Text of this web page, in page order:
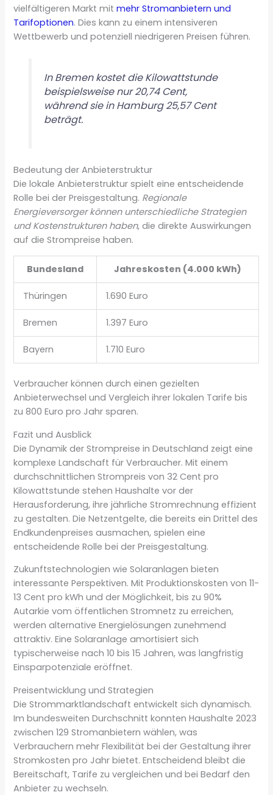
vielfältigeren Markt mitmehr Stromanbietern und
Tarifoptionen. Dies kann zu einem intensiveren
Wettbewerb und potenziell niedrigeren Preisen führen.
In Bremen kostet die Kilowattstunde
beispielsweise nur 20,74 Cent,
während sie in Hamburg 25,57 Cent
beträgt.
Bedeutung der Anbieterstruktur
Die lokale Anbieterstruktur spielt eine entscheidende
Rolle bei der Preisgestaltung. Regionale
Energieversorger können unterschiedliche Strategien
und Kostenstrukturen haben, die direkte Auswirkungen
auf die Strompreise haben.
Bundesland Jahreskosten (4.000 kWh)
Thüringen 1.690 Euro
Bremen 1.397 Euro
Bayern 1.710 Euro
Verbraucher können durch einen gezielten
Anbieterwechsel und Vergleich ihrer lokalen Tarife bis
zu 800 Euro pro Jahr sparen.
Fazit und Ausblick
Die Dynamik der Strompreise in Deutschland zeigt eine
komplexe Landschaft für Verbraucher. Mit einem
durchschnittlichen Strompreis von 32 Cent pro
Kilowattstunde stehen Haushalte vor der
Herausforderung, ihre jährliche Stromrechnung effizient
zu gestalten. Die Netzentgelte, die bereits ein Drittel des
Endkundenpreises ausmachen, spielen eine
entscheidende Rolle bei der Preisgestaltung.
Zukunftstechnologien wie Solaranlagen bieten
interessante Perspektiven. Mit Produktionskosten von 11-
13 Cent pro kWh und der Möglichkeit, bis zu 90%
Autarkie vom öffentlichen Stromnetz zu erreichen,
werden alternative Energielösungen zunehmend
attraktiv. Eine Solaranlage amortisiert sich
typischerweise nach 10 bis 15 Jahren, was langfristig
Einsparpotenziale eröffnet.
Preisentwicklung und Strategien
Die Strommarktlandschaft entwickelt sich dynamisch.
Im bundesweiten Durchschnitt konnten Haushalte 2023
zwischen 129 Stromanbietern wählen, was
Verbrauchern mehr Flexibilität bei der Gestaltung ihrer
Stromkosten pro Jahr bietet. Entscheidend bleibt die
Bereitschaft, Tarife zu vergleichen und bei Bedarf den
Anbieter zu wechseln.